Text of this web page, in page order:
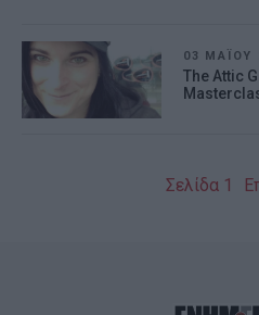
03 ΜΑΪ́ΟΥ
The Attic
Σελίδα 1